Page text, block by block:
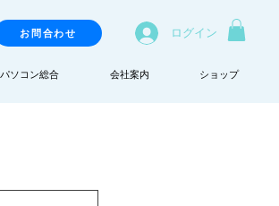
お問合わせ ログイン
パソコン総合 会社案内 ショップ